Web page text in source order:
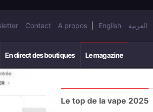
Contact A propos English العربية
En direct des boutiques Le magazine
Le top de la vape 2025